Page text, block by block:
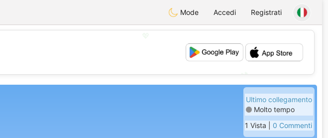
Mode Accedi Registrati
Ultimo collegamento
Molto tempo
1 Vista | 0 Commenti